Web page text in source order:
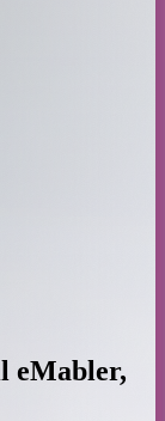
eMabler,